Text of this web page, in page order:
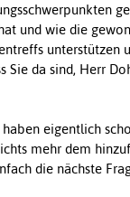
und wie die
unterstützen
Sie da sind, Herr
haben eigentlich
mehr dem
die nächste